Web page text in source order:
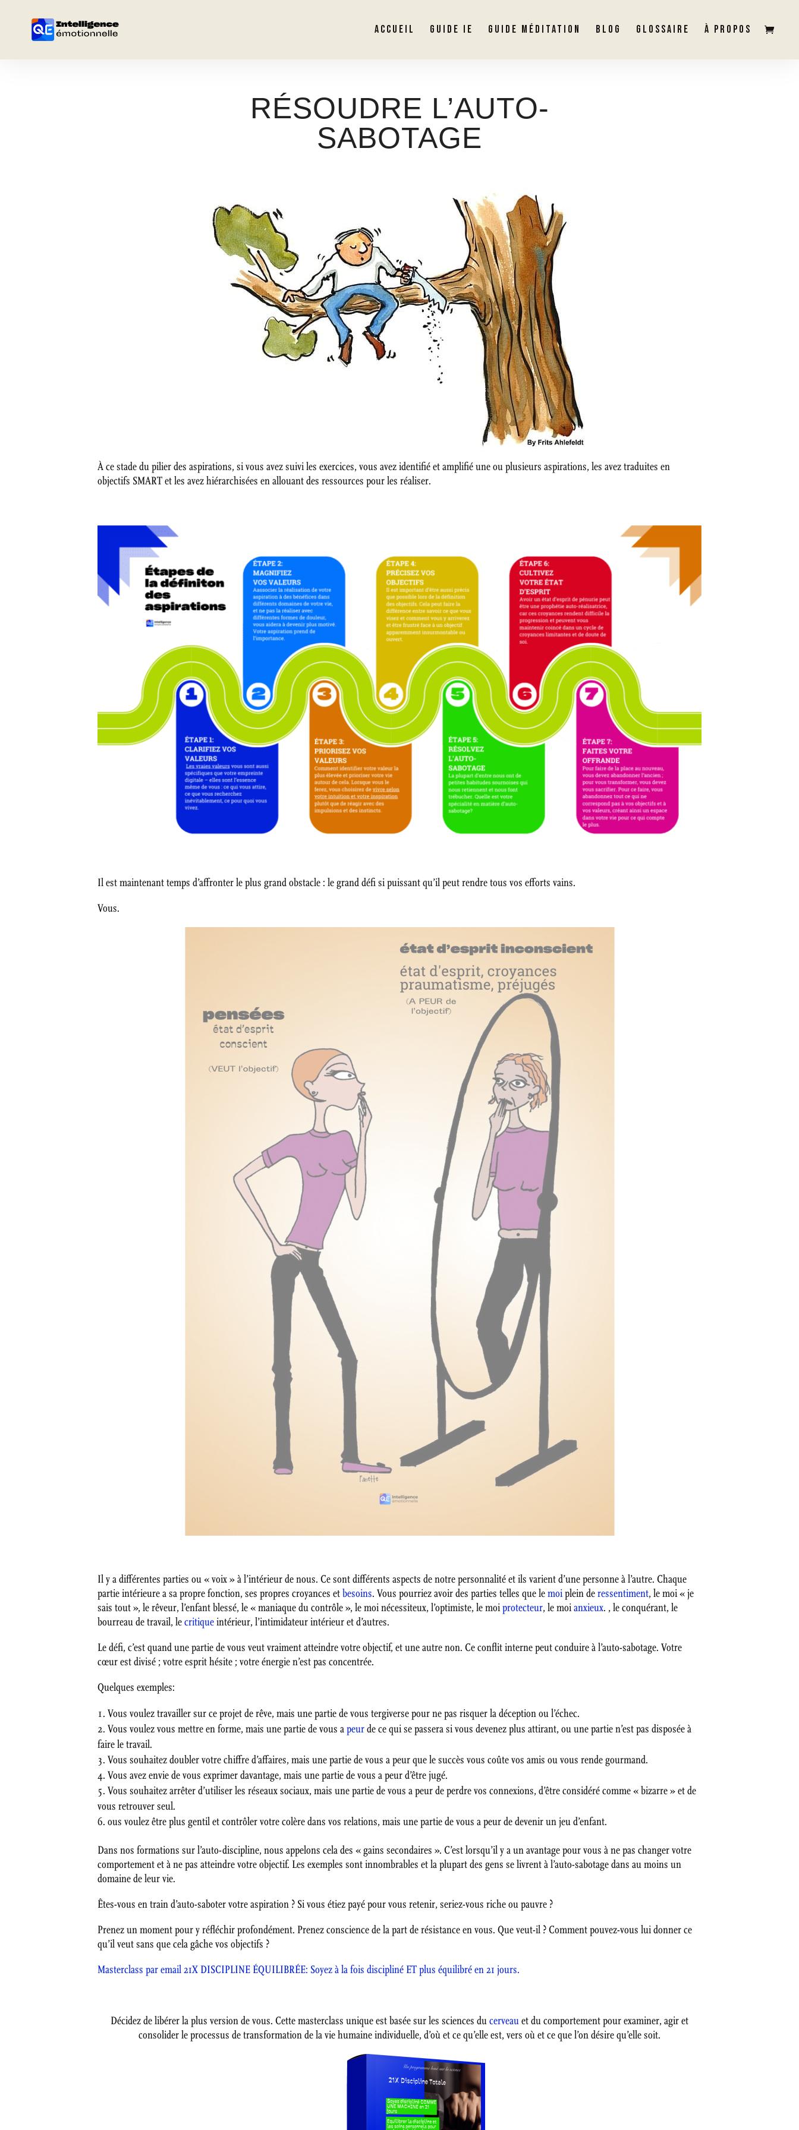
ACCUEIL GUIDE IE GUIDE MÉDITATION BLOG GLOSSAIRE À PROPOS
RÉSOUDRE L’AUTO-
SABOTAGE
À ce stade du pilier des aspirations, si vous avez suivi les exercices, vous avez identifié et amplifié une ou plusieurs aspirations, les avez traduites en
objectifs SMART et les avez hiérarchisées en allouant des ressources pour les réaliser.
Il est maintenant temps d’affronter le plus grand obstacle : le grand défi si puissant qu’il peut rendre tous vos efforts vains.
Vous.
Il y a différentes parties ou « voix » à l’intérieur de nous. Ce sont différents aspects de notre personnalité et ils varient d’une personne à l’autre. Chaque
partie intérieure a sa propre fonction, ses propres croyances etbesoins. Vous pourriez avoir des parties telles que lemoiplein deressentiment, le moi « je
sais tout », le rêveur, l’enfant blessé, le « maniaque du contrôle », le moi nécessiteux, l’optimiste, le moiprotecteur, le moianxieux. , le conquérant, le
bourreau de travail, lecritiqueintérieur, l’intimidateur intérieur et d’autres.
Le défi, c’est quand une partie de vous veut vraiment atteindre votre objectif, et une autre non. Ce conflit interne peut conduire à l’auto-sabotage. Votre
cœur est divisé ; votre esprit hésite ; votre énergie n’est pas concentrée.
Quelques exemples:
Vous voulez travailler sur ce projet de rêve, mais une partie de vous tergiverse pour ne pas risquer la déception ou l’échec.
Vous voulez vous mettre en forme, mais une partie de vous apeurde ce qui se passera si vous devenez plus attirant, ou une partie n’est pas disposée à
faire le travail.
Vous souhaitez doubler votre chiffre d’affaires, mais une partie de vous a peur que le succès vous coûte vos amis ou vous rende gourmand.
Vous avez envie de vous exprimer davantage, mais une partie de vous a peur d’être jugé.
Vous souhaitez arrêter d’utiliser les réseaux sociaux, mais une partie de vous a peur de perdre vos connexions, d’être considéré comme « bizarre » et de
vous retrouver seul.
ous voulez être plus gentil et contrôler votre colère dans vos relations, mais une partie de vous a peur de devenir un jeu d’enfant.
Dans nos formations sur l’auto-discipline, nous appelons cela des « gains secondaires ». C’est lorsqu’il y a un avantage pour vous à ne pas changer votre
comportement et à ne pas atteindre votre objectif. Les exemples sont innombrables et la plupart des gens se livrent à l’auto-sabotage dans au moins un
domaine de leur vie.
Êtes-vous en train d’auto-saboter votre aspiration ? Si vous étiez payé pour vous retenir, seriez-vous riche ou pauvre ?
Prenez un moment pour y réfléchir profondément. Prenez conscience de la part de résistance en vous. Que veut-il ? Comment pouvez-vous lui donner ce
qu’il veut sans que cela gâche vos objectifs ?
Masterclass par email 21X DISCIPLINE ÉQUILIBRÉE: Soyez à la fois discipliné ET plus équilibré en 21 jours.
Décidez de libérer la plus version de vous. Cette masterclass unique est basée sur les sciences ducerveauet du comportement pour examiner, agir et
consolider le processus de transformation de la vie humaine individuelle, d’où et ce qu’elle est, vers où et ce que l’on désire qu’elle soit.